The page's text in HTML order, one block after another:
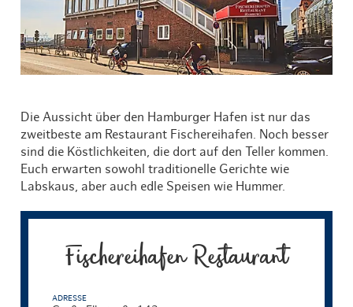
Die Aussicht über den Hamburger Hafen ist nur das
zweitbeste am Restaurant Fischereihafen. Noch besser
sind die Köstlichkeiten, die dort auf den Teller kommen.
Euch erwarten sowohl traditionelle Gerichte wie
Labskaus, aber auch edle Speisen wie Hummer.
Fischereihafen Restaurant
ADRESSE